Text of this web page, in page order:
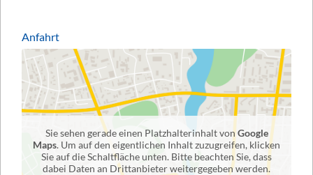
Anfahrt
Sie sehen gerade einen Platzhalterinhalt von Google
Maps. Um auf den eigentlichen Inhalt zuzugreifen, klicken
Sie auf die Schaltfläche unten. Bitte beachten Sie, dass
dabei Daten an Drittanbieter weitergegeben werden.